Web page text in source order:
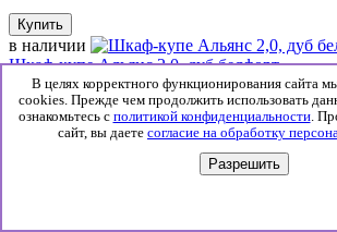
Купить
в наличии
Шкаф-купе Альянс 2,0, дуб белфорт
34878руб.
38366руб.
Шкаф-купе Альянс 2,0, дуб белфорт
В целях корректного функционирования сайта
cookies. Прежде чем продолжить использовать
ознакомьтесь с политикой конфиденциальности.
сайт, вы даете согласие на обработку
Разрешить